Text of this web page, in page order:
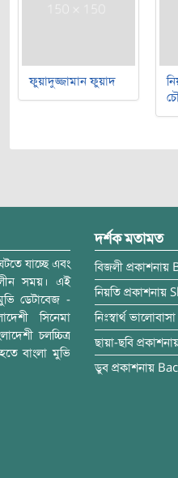
ফুয়াদুজ্জামান ফুয়াদ
যাচ্ছে এবং
সময়। এই
ডেটাবেজ -
সিনেমা
চলচ্চিত্র
বাংলা মুভি
দর্শক মতামত
বিজলী প্রকাশনায়
নিয়তি প্রকাশনায়
নিঃস্বার্থ ভালোবাসা
ছায়া-ছবি
ডুব প্রকাশনায়